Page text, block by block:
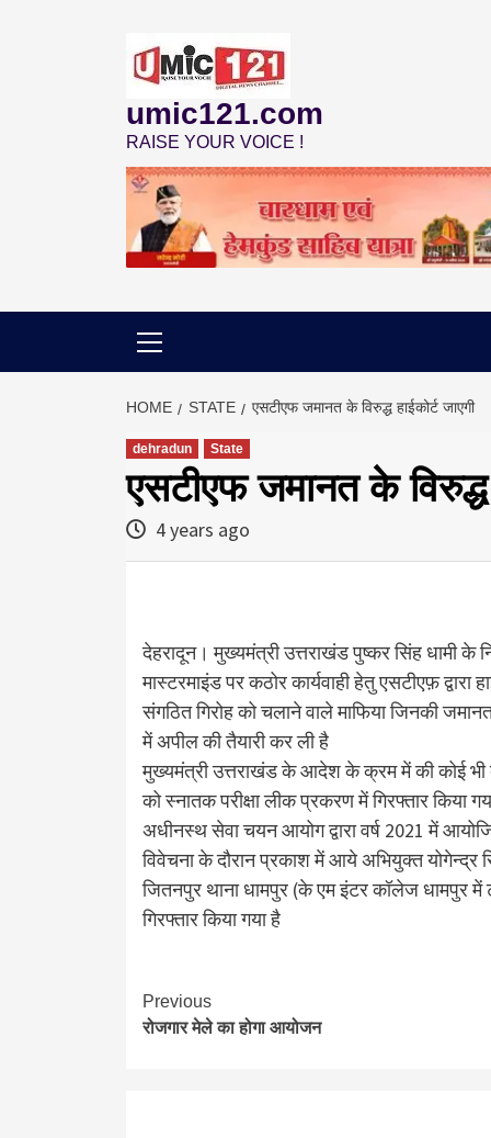
umic121.com
RAISE YOUR VOICE !
HOME STATE एसटीएफ जमानत के विरुद्ध हाईकोर्ट जाएगी
dehradun State
एसटीएफ जमानत के विरुद्ध
4 years ago
देहरादून। मुख्यमंत्री उत्तराखंड पुष्कर सिंह धामी के
मास्टरमाइंड पर कठोर कार्यवाही हेतु एसटीएफ़
संगठित गिरोह को चलाने वाले माफिया जिनकी
में अपील की तैयारी कर ली है
मुख्यमंत्री उत्तराखंड के आदेश के क्रम में की कोई भी
को स्नातक परीक्षा लीक प्रकरण में गिरफ्तार किया
अधीनस्थ सेवा चयन आयोग द्वारा वर्ष 2021 में
विवेचना के दौरान प्रकाश में आये अभियुक्त योगेन्द्र
जितनपुर थाना धामपुर (के एम इंटर कॉलेज धामपुर में
गिरफ्तार किया गया है
Continue
Reading
Previous
रोजगार मेले का होगा आयोजन